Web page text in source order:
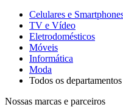
Celulares e
TV e Vídeo
Eletrodomésticos
Móveis
Informática
Moda
Todos os departamentos
Nossas marcas e parceiros